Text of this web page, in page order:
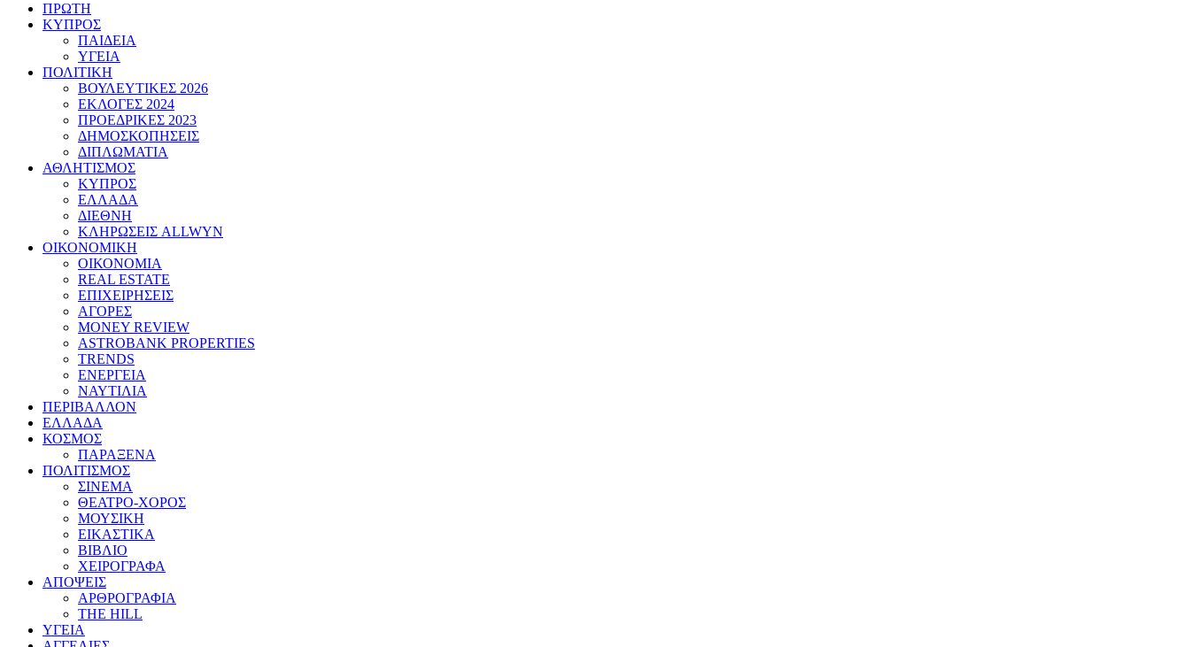
ΠΡΩΤΗ
ΚΥΠΡΟΣ
ΠΑΙΔΕΙΑ
ΥΓΕΙΑ
ΠΟΛΙΤΙΚΗ
ΒΟΥΛΕΥΤΙΚΕΣ 2026
ΕΚΛΟΓΕΣ 2024
ΠΡΟΕΔΡΙΚΕΣ 2023
ΔΗΜΟΣΚΟΠΗΣΕΙΣ
ΔΙΠΛΩΜΑΤΙΑ
ΑΘΛΗΤΙΣΜΟΣ
ΚΥΠΡΟΣ
ΕΛΛΑΔΑ
ΔΙΕΘΝΗ
ΚΛΗΡΩΣΕΙΣ ALLWYN
ΟΙΚΟΝΟΜΙΚΗ
ΟΙΚΟΝΟΜΙΑ
REAL ESTATE
ΕΠΙΧΕΙΡΗΣΕΙΣ
ΑΓΟΡΕΣ
MONEY REVIEW
ASTROBANK PROPERTIES
TRENDS
ΕΝΕΡΓΕΙΑ
ΝΑΥΤΙΛΙΑ
ΠΕΡΙΒΑΛΛΟΝ
ΕΛΛΑΔΑ
ΚΟΣΜΟΣ
ΠΑΡΑΞΕΝΑ
ΠΟΛΙΤΙΣΜΟΣ
ΣΙΝΕΜΑ
ΘΕΑΤΡΟ-ΧΟΡΟΣ
ΜΟΥΣΙΚΗ
ΕΙΚΑΣΤΙΚΑ
ΒΙΒΛΙΟ
ΧΕΙΡΟΓΡΑΦΑ
ΑΠΟΨΕΙΣ
ΑΡΘΡΟΓΡΑΦΙΑ
THE HILL
ΥΓΕΙΑ